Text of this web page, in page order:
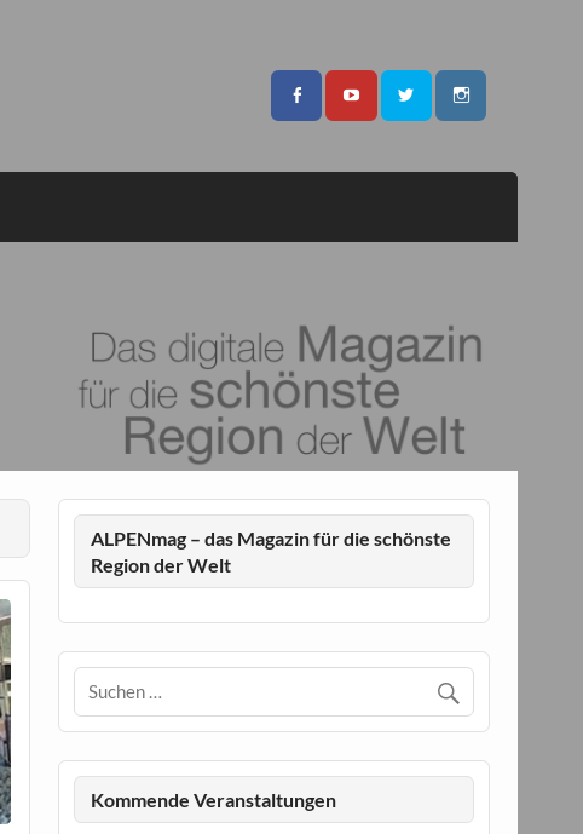
ALPENmag – das Magazin für die schönste
Region der Welt
Kommende Veranstaltungen